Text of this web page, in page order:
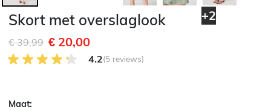
+2
Skort met overslaglook
Afgeprijsd van
€ 39,99naar
€ 20,00
4.2 van 5 Klantenbeoordeling
4.2(5 reviews)
Maat: